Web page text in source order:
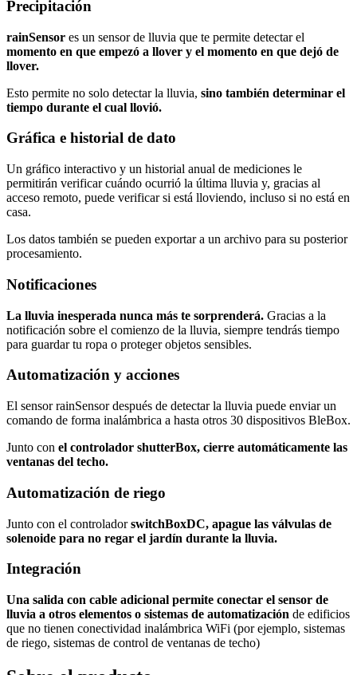
Precipitación
rainSensor es un sensor de lluvia que te permite detectar el
momento en que empezó a llover y el momento en que dejó de
llover.
Esto permite no solo detectar la lluvia, sino también determinar el
tiempo durante el cual llovió.
Gráfica e historial de dato
Un gráfico interactivo y un historial anual de mediciones le
permitirán verificar cuándo ocurrió la última lluvia y, gracias al
acceso remoto, puede verificar si está lloviendo, incluso si no está en
casa.
Los datos también se pueden exportar a un archivo para su posterior
procesamiento.
Notificaciones
La lluvia inesperada nunca más te sorprenderá. Gracias a la
notificación sobre el comienzo de la lluvia, siempre tendrás tiempo
para guardar tu ropa o proteger objetos sensibles.
Automatización y acciones
El sensor rainSensor después de detectar la lluvia puede enviar un
comando de forma inalámbrica a hasta otros 30 dispositivos BleBox.
Junto con el controlador shutterBox, cierre automáticamente las
ventanas del techo.
Automatización de riego
Junto con el controladorswitchBoxDC, apague las válvulas de
solenoide para no regar el jardín durante la lluvia.
Integración
Una salida con cable adicional permite conectar el sensor de
lluvia a otros elementos o sistemas de automatización de edificios
que no tienen conectividad inalámbrica WiFi (por ejemplo, sistemas
de riego, sistemas de control de ventanas de techo)